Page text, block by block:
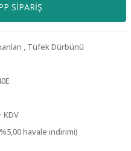
SİPARİŞ
, Tüfek Dürbünü
KDV
havale indirimi)